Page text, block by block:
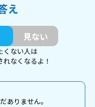
え
見ない
くない人は
れなくなるよ！
ありません。